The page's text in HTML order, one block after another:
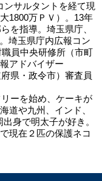
サルタントを経て現
1800万ＰＶ）。13年
を指導。埼玉県庁、
埼玉県庁内広報コン
員中央研修所（市町
アドバイザー
県・政令市）審査員
ーを始め、ケーキが
道や九州、インド、
身で明太子が好き。
現在２匹の保護ネコ